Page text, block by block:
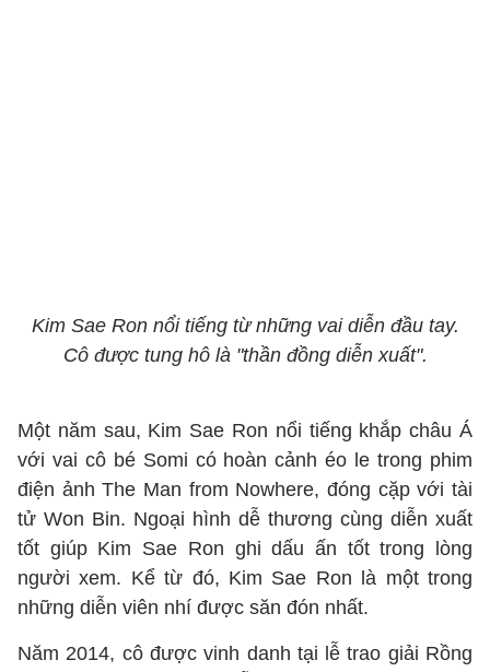
Kim Sae Ron nổi tiếng từ những vai diễn đầu tay.
Cô được tung hô là "thần đồng diễn xuất".
Một năm sau, Kim Sae Ron nổi tiếng khắp châu Á
với vai cô bé Somi có hoàn cảnh éo le trong phim
điện ảnh The Man from Nowhere, đóng cặp với tài
tử Won Bin. Ngoại hình dễ thương cùng diễn xuất
tốt giúp Kim Sae Ron ghi dấu ấn tốt trong lòng
người xem. Kể từ đó, Kim Sae Ron là một trong
những diễn viên nhí được săn đón nhất.
Năm 2014, cô được vinh danh tại lễ trao giải Rồng